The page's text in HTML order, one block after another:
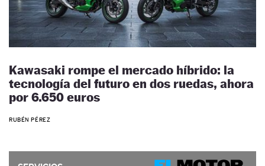
Kawasaki rompe el mercado híbrido: la
tecnología del futuro en dos ruedas, ahora
por 6.650 euros
RUBÉN PÉREZ